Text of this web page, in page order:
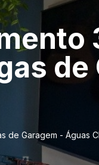
de
de Garagem - Águas